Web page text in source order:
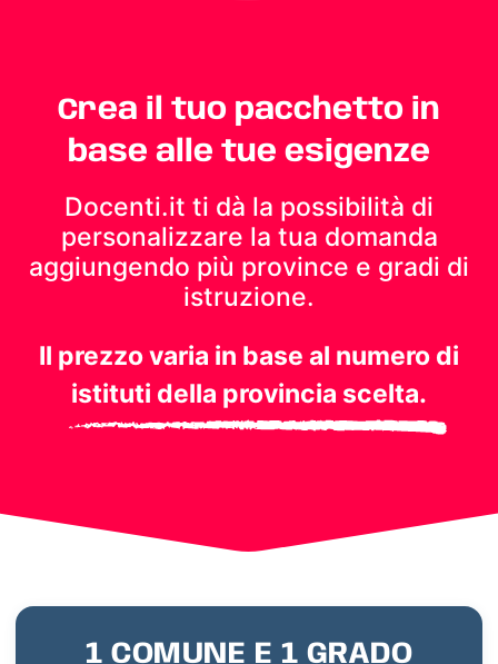
Crea il tuo pacchetto in
base alle tue esigenze
Docenti.it ti dà la possibilità di
personalizzare la tua domanda
aggiungendo più province e gradi di
istruzione.
Il prezzo varia in base al numero di
istituti della provincia scelta.
1 COMUNE E 1 GRADO